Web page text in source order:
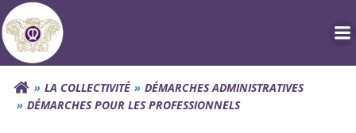
Aller
au
contenu
LA COLLECTIVITÉ
DÉMARCHES ADMINISTRATIVES
DÉMARCHES POUR LES PROFESSIONNELS